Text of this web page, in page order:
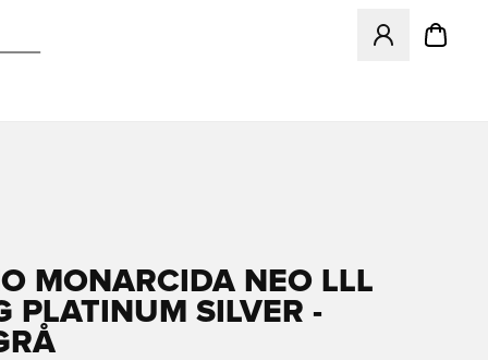
Åbner en
MONARCIDA NEO LLL
PLATINUM SILVER -